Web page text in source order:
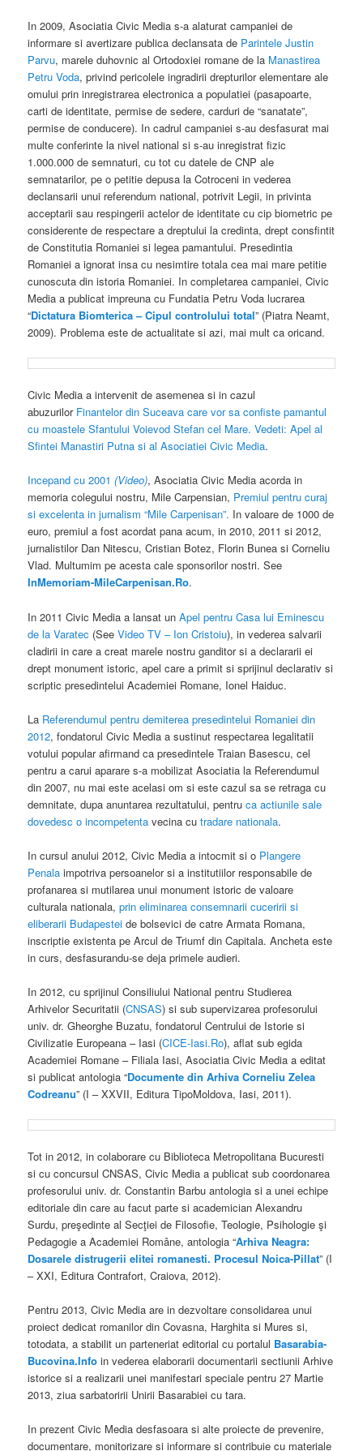
In 2009, Asociatia Civic Media s-a alaturat campaniei de
informare si avertizare publica declansata de Parintele Justin
Parvu, marele duhovnic al Ortodoxiei romane de la Manastirea
Petru Voda, privind pericolele ingradirii drepturilor elementare ale
omului prin inregistrarea electronica a populatiei (pasapoarte,
carti de identitate, permise de sedere, carduri de “sanatate”,
permise de conducere). In cadrul campaniei s-au desfasurat mai
multe conferinte la nivel national si s-au inregistrat fizic
1.000.000 de semnaturi, cu tot cu datele de CNP ale
semnatarilor, pe o petitie depusa la Cotroceni in vederea
declansarii unui referendum national, potrivit Legii, in privinta
acceptarii sau respingerii actelor de identitate cu cip biometric pe
considerente de respectare a dreptului la credinta, drept consfintit
de Constitutia Romaniei si legea pamantului. Presedintia
Romaniei a ignorat insa cu nesimtire totala cea mai mare petitie
cunoscuta din istoria Romaniei. In completarea campaniei, Civic
Media a publicat impreuna cu Fundatia Petru Voda lucrarea
“Dictatura Biomterica – Cipul controlului total” (Piatra Neamt,
2009). Problema este de actualitate si azi, mai mult ca oricand.
Civic Media a intervenit de asemenea si in cazul
abuzurilor Finantelor din Suceava care vor sa confiste pamantul
cu moastele Sfantului Voievod Stefan cel Mare. Vedeti: Apel al
Sfintei Manastiri Putna si al Asociatiei Civic Media.
Incepand cu 2001(Video), Asociatia Civic Media acorda in
memoria colegului nostru, Mile Carpensian, Premiul pentru curaj
si excelenta in jurnalism “Mile Carpenisan”. In valoare de 1000 de
euro, premiul a fost acordat pana acum, in 2010, 2011 si 2012,
jurnalistilor Dan Nitescu, Cristian Botez, Florin Bunea si Corneliu
Vlad. Multumim pe acesta cale sponsorilor nostri. See
InMemoriam-MileCarpenisan.Ro.
In 2011 Civic Media a lansat unApel pentru Casa lui Eminescu
de la Varatec (SeeVideo TV – Ion Cristoiu), in vederea salvarii
cladirii in care a creat marele nostru ganditor si a declararii ei
drept monument istoric, apel care a primit si sprijinul declarativ si
scriptic presedintelui Academiei Romane, Ionel Haiduc.
La Referendumul pentru demiterea presedintelui Romaniei din
2012, fondatorul Civic Media a sustinut respectarea legalitatii
votului popular afirmand ca presedintele Traian Basescu, cel
pentru a carui aparare s-a mobilizat Asociatia la Referendumul
din 2007, nu mai este acelasi om si este cazul sa se retraga cu
demnitate, dupa anuntarea rezultatului, pentruca actiunile sale
dovedesc o incompetentavecina cutradare nationala.
In cursul anului 2012, Civic Media a intocmit si o Plangere
Penalaimpotriva persoanelor si a institutiilor responsabile de
profanarea si mutilarea unui monument istoric de valoare
culturala nationala,prin eliminarea consemnarii cuceririi si
eliberarii Budapesteide bolsevici de catre Armata Romana,
inscriptie existenta pe Arcul de Triumf din Capitala. Ancheta este
in curs, desfasurandu-se deja primele audieri.
In 2012, cu sprijinul Consiliului National pentru Studierea
Arhivelor Securitatii (CNSAS) si sub supervizarea profesorului
univ. dr. Gheorghe Buzatu, fondatorul Centrului de Istorie si
Civilizatie Europeana – Iasi (CICE-Iasi.Ro), aflat sub egida
Academiei Romane – Filiala Iasi, Asociatia Civic Media a editat
si publicat antologia “Documente din Arhiva Corneliu Zelea
Codreanu” (I – XXVII, Editura TipoMoldova, Iasi, 2011).
Tot in 2012, in colaborare cu Biblioteca Metropolitana Bucuresti
si cu concursul CNSAS, Civic Media a publicat sub coordonarea
profesorului univ. dr. Constantin Barbu antologia si a unei echipe
editoriale din care au facut parte si academician Alexandru
Surdu, preşedinte al Secţiei de Filosofie, Teologie, Psihologie şi
Pedagogie a Academiei Române, antologia “Arhiva Neagra:
Dosarele distrugerii elitei romanesti. Procesul Noica-Pillat” (I
– XXI, Editura Contrafort, Craiova, 2012).
Pentru 2013, Civic Media are in dezvoltare consolidarea unui
proiect dedicat romanilor din Covasna, Harghita si Mures si,
totodata, a stabilit un parteneriat editorial cu portalul Basarabia-
Bucovina.Infoin vederea elaborarii documentarii sectiunii Arhive
istorice si a realizarii unei manifestari speciale pentru 27 Martie
2013, ziua sarbatoririi Unirii Basarabiei cu tara.
In prezent Civic Media desfasoara si alte proiecte de prevenire,
documentare, monitorizare si informare si contribuie cu materiale